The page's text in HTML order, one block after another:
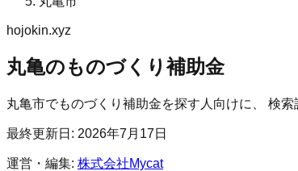
hojokin.xyz
丸亀のものづくり補助金
丸亀市でものづくり補助金を探す人向けに、 検
最終更新日: 2026年7月17日
運営・編集: 株式会社Mycat